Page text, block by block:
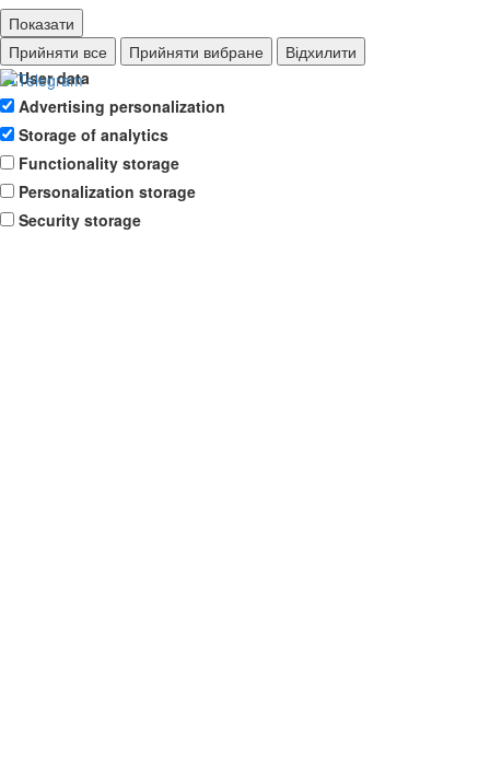
Показати
Ad storage
User data
Advertising personalization
Storage of analytics
Functionality storage
Personalization storage
Security storage
Прийняти все Прийняти вибране Відхилити